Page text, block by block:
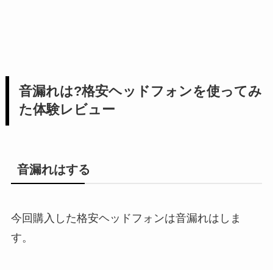
音漏れは?格安ヘッドフォンを使ってみ
た体験レビュー
音漏れはする
今回購入した格安ヘッドフォンは音漏れはしま
す。